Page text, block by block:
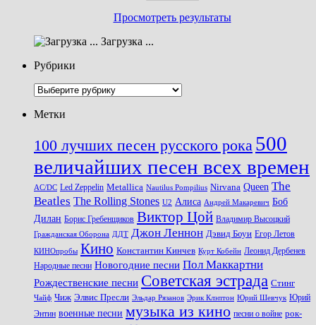
Просмотреть результаты
Загрузка ...
Рубрики
Рубрики
Метки
100 лучших песен русского рока 500
величайших песен всех времен
AC/DC Led Zeppelin Metallica Nautilus Pompilius Nirvana Queen The
Beatles The Rolling Stones U2 Алиса Андрей Макаревич Боб
Дилан Борис Гребенщиков Виктор Цой Владимир Высоцкий
Гражданская Оборона ДДТ Джон Леннон Дэвид Боуи Егор Летов
КИНОпробы Кино Константин Кинчев Курт Кобейн Леонид Дербенев
Народные песни Новогодние песни Пол Маккартни
Рождественские песни Советская эстрада Стинг
Чайф Чиж Элвис Пресли Эльдар Рязанов Эрик Клэптон Юрий Шевчук Юрий
Энтин военные песни музыка из кино песни о войне рок-